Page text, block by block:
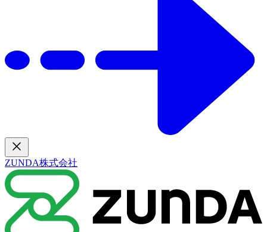
ZUNDA株式会社